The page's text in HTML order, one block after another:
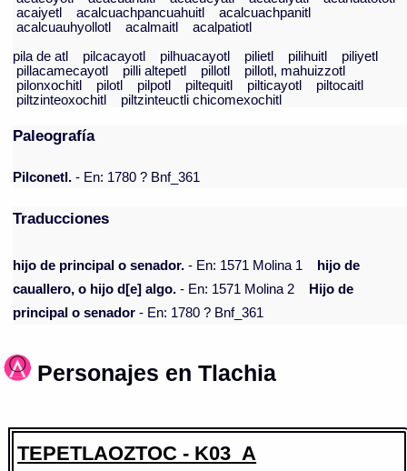
acaiyetl
acalcuachpancuahuitl
acalcuachpanitl
acalcuauhyollotl
acalmaitl
acalpatiotl
pila de atl
pilcacayotl pilhuacayotl pilietl pilihuitl
piliyetl
pillacamecayotl
pilli altepetl pillotl
pillotl, mahuizzotl
pilonxochitl
pilotl pilpotl piltequitl pilticayotl
piltocaitl
piltzinteoxochitl
piltzinteuctli chicomexochitl
Paleografía
Pilconetl. - En: 1780 ? Bnf_361
Traducciones
hijo de principal o senador. - En: 1571 Molina 1
hijo de
cauallero, o hijo d[e] algo. - En: 1571 Molina 2
Hijo de
principal o senador - En: 1780 ? Bnf_361
Personajes en Tlachia
TEPETLAOZTOC - K03_A